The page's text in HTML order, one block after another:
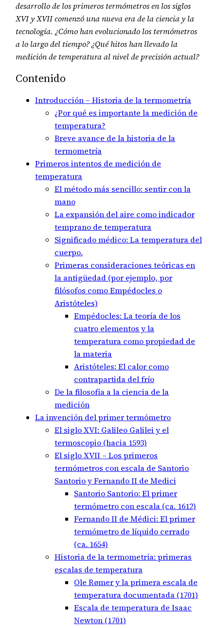
desarrollo de los primeros termómetros en los siglos
XVI y XVII comenzó una nueva era de la ciencia y la
tecnología. ¿Cómo han evolucionado los termómetros
a lo largo del tiempo? ¿Qué hitos han llevado la
medición de temperatura al nivel de precisión actual?
Contenido
Introducción – Historia de la termometría
¿Por qué es importante la medición de
temperatura?
Breve avance de la historia de la
termometría
Primeros intentos de medición de
temperatura
El método más sencillo: sentir con la
mano
La expansión del aire como indicador
temprano de temperatura
Significado médico: La temperatura del
cuerpo.
Primeras consideraciones teóricas en
la antigüedad (por ejemplo, por
filósofos como Empédocles o
Aristóteles)
Empédocles: La teoría de los
cuatro elementos y la
temperatura como propiedad de
la materia
Aristóteles: El calor como
contrapartida del frío
De la filosofía a la ciencia de la
medición
La invención del primer termómetro
El siglo XVI: Galileo Galilei y el
termoscopio (hacia 1593)
El siglo XVII – Los primeros
termómetros con escala de Santorio
Santorio y Fernando II de Medici
Santorio Santorio: El primer
termómetro con escala (ca. 1612)
Fernando II de Médici: El primer
termómetro de líquido cerrado
(ca. 1654)
Historia de la termometría: primeras
escalas de temperatura
Ole Rømer y la primera escala de
temperatura documentada (1701)
Escala de temperatura de Isaac
Newton (1701)